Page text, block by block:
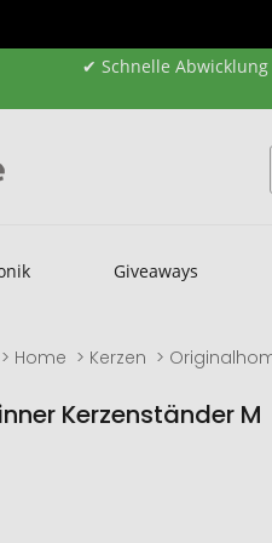
✔ Schnelle Abwicklung
Giveaways
Home Kerzen
Kerzenständer M